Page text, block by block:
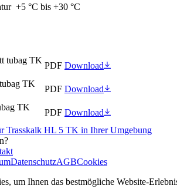
+5 °C bis +30 °C
tubag TK
PDF Download
TK
PDF Download
TK
PDF Download
Trasskalk HL 5 TK in Ihrer Umgebung
DatenschutzAGBCookies
um Ihnen das bestmögliche Website-